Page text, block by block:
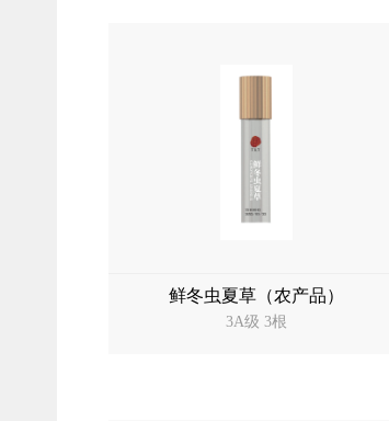
鲜冬虫夏草（农产品）
3A级 3根